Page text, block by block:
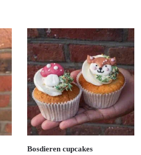
Bosdieren cupcakes